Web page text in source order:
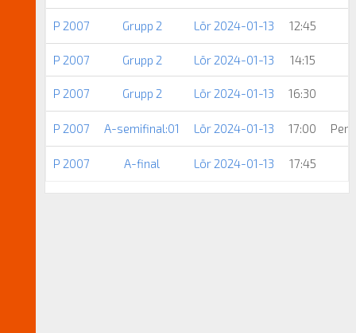
P 2007 Grupp 2 Lör 2024-01-13 12:45
P 2007 Grupp 2 Lör 2024-01-13 14:15
P 2007 Grupp 2 Lör 2024-01-13 16:30
P 2007 A-semifinal:01 Lör 2024-01-13 17:00
P 2007 A-final Lör 2024-01-13 17:45